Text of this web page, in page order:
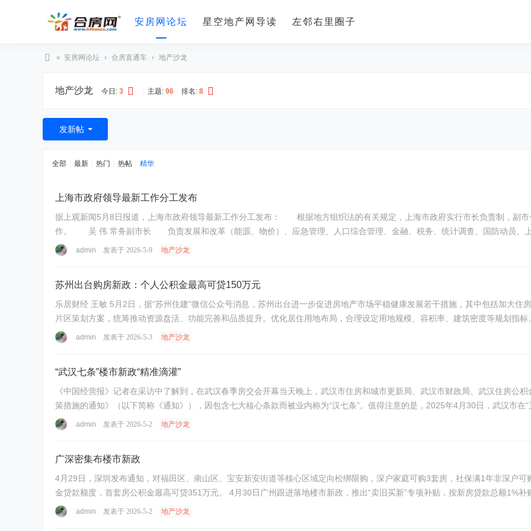
安房网论坛 星空地产网导读 左邻右里圈子
» 安房网论坛 › 合房直通车 › 地产沙龙
地产沙龙 今日: 3 主题: 96 排名: 8
发新帖
全部 最新 热门 热帖 精华
上海市政府领导最新工作分工发布
据上观新闻5月8日报道，上海市政府领导最新工作分工发布： 根据地方组织法的有关规定，上海市政府实行市长负责制，副市长协助市长工作。
作。 吴 伟 常务副市长 负责发展和改革（能源、物价）、应急管理、人口综合管理、金融、税务、统计调查、国防动员
admin 发表于 2026-5-9 地产沙龙
苏州出台购房新政：个人公积金最高可贷150万元
乐居财经 王敏 5月2日，据“苏州住建”微信公众号消息，苏州出台进一步促进房地产市场平稳健康发展若干措施，其中包括加大
片区策划方案，统筹推动资源盘活、功能完善和品质提升。优化居住用地布局，合理设定用地规模、容积率、建筑密度等规划指
admin 发表于 2026-5-3 地产沙龙
“武汉七条”楼市新政“精准滴灌”
《中国经营报》记者在采访中了解到，在武汉春季房交会开幕当天晚上，武汉市住房和城市更新局、武汉市财政局、武汉住房公
策措施的通知》（以下简称《通知》），因包含七大核心条款而被业内称为“汉七条”。值得注意的是，2025年4月30日，武汉市在
admin 发表于 2026-5-2 地产沙龙
广深密集布楼市新政
4月29日，深圳发布通知，对福田区、南山区、宝安新安街道等核心区域定向松绑限购，深户家庭可购3套房，社保满1年非深户
金贷款额度，首套房公积金最高可贷351万元。 4月30日广州跟进落地楼市新政，推出“卖旧买新”专项补贴，按新房贷款总额1%
admin 发表于 2026-5-2 地产沙龙